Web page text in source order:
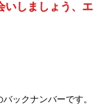
いしましょう、エ
ックナンバーです。